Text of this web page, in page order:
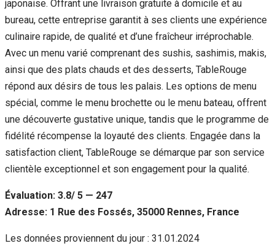
japonaise. Offrant une livraison gratuite à domicile et au
bureau, cette entreprise garantit à ses clients une expérience
culinaire rapide, de qualité et d’une fraîcheur irréprochable.
Avec un menu varié comprenant des sushis, sashimis, makis,
ainsi que des plats chauds et des desserts, TableRouge
répond aux désirs de tous les palais. Les options de menu
spécial, comme le menu brochette ou le menu bateau, offrent
une découverte gustative unique, tandis que le programme de
fidélité récompense la loyauté des clients. Engagée dans la
satisfaction client, TableRouge se démarque par son service
clientèle exceptionnel et son engagement pour la qualité.
Évaluation: 3.8/ 5 — 247
Adresse: 1 Rue des Fossés, 35000 Rennes, France
Les données proviennent du jour : 31.01.2024